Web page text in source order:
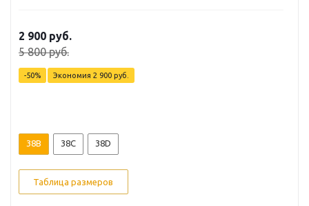
2 900 руб.
5 800 руб.
-50% Экономия 2 900 руб.
38B 38C 38D
Таблица размеров